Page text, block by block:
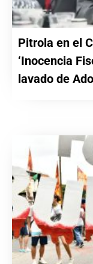
Pitrola en el
‘Inocencia
lavado de